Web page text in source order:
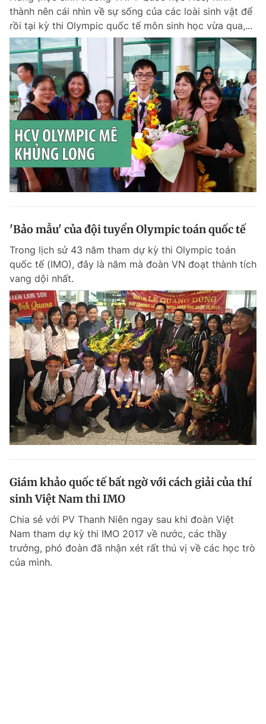
thành nên cái nhìn về sự sống của các loài sinh vật để
rồi tại kỳ thi Olympic quốc tế môn sinh học vừa qua,...
'Bảo mẫu' của đội tuyển Olympic toán quốc tế
Trong lịch sử 43 năm tham dự kỳ thi Olympic toán
quốc tế (IMO), đây là năm mà đoàn VN đoạt thành tích
vang dội nhất.
Giám khảo quốc tế bất ngờ với cách giải của thí
sinh Việt Nam thi IMO
Chia sẻ với PV Thanh Niên ngay sau khi đoàn Việt
Nam tham dự kỳ thi IMO 2017 về nước, các thầy
trưởng, phó đoàn đã nhận xét rất thú vị về các học trò
của mình.